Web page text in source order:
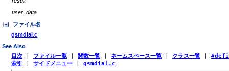
user_data
ファイル名
gsmdial.c
See Also
目次 ファイル一覧 関数一覧 ネームスペース一覧 クラス一覧
索引
サイドメニュー gsmdial.c